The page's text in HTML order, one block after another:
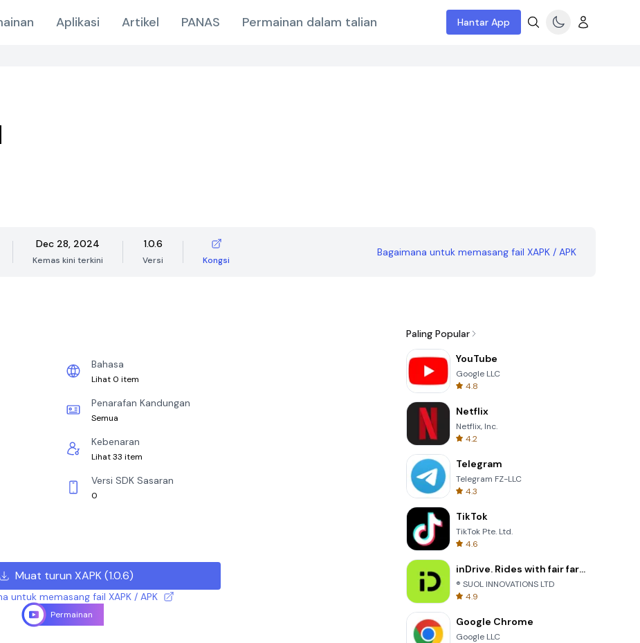
Aplikasi Artikel PANAS Permainan dalam talian Hantar App
Dec 28, 2024
Kemas kini terkini
1.0.6
Versi Kongsi
Bagaimana untuk memasang fail XAPK / APK
Bahasa
Lihat 0 item
Penarafan Kandungan
Semua
Kebenaran
Lihat 33 item
Versi SDK Sasaran
0
Muat turun XAPK(1.0.6)
untuk memasang fail XAPK / APK
Permainan
Paling Popular
YouTube
Google LLC
4.8
Netflix
Netflix, Inc.
4.2
Telegram
Telegram FZ-LLC
4.3
TikTok
TikTok Pte. Ltd.
4.6
inDrive. Rides with fair fares
® SUOL INNOVATIONS LTD
4.9
Google Chrome
Google LLC